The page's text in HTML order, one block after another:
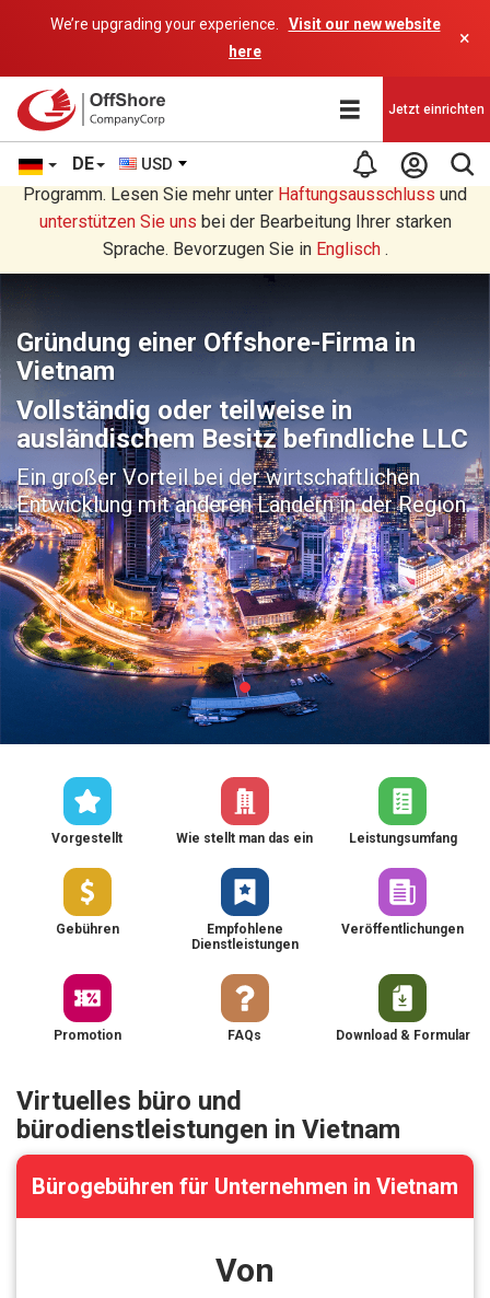
We’re upgrading your experience.
Visit our new website
here
×
DE USD
Jetzt einrichten
Sie lesen eine Deutsche Übersetzung durch ein AI-
Programm. Lesen Sie mehr unter Haftungsausschluss und
unterstützen Sie uns bei der Bearbeitung Ihrer starken
Sprache. Bevorzugen Sie in Englisch.
Gründung einer Offshore-Firma in
Vietnam
Vollständig oder teilweise in
ausländischem Besitz befindliche LLC
Ein großer Vorteil bei der wirtschaftlichen
Entwicklung mit anderen Ländern in der Region.
Vorgestellt Wie stellt man das ein Leistungsumfang
Gebühren
Empfohlene
Dienstleistungen
Veröffentlichungen
Promotion FAQs Download & Formular
Virtuelles büro und
bürodienstleistungen in Vietnam
Bürogebühren für Unternehmen in Vietnam
Von